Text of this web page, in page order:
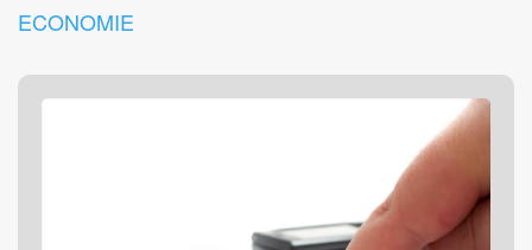
ECONOMIE